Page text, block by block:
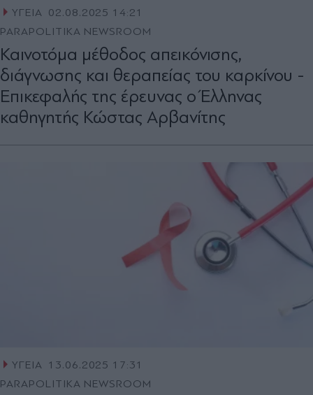
ΥΓΕΙΑ 02.08.2025 14:21
PARAPOLITIKA NEWSROOM
Καινοτόμα μέθοδος απεικόνισης,
διάγνωσης και θεραπείας του καρκίνου -
Eπικεφαλής της έρευνας ο Έλληνας
καθηγητής Κώστας Αρβανίτης
ΥΓΕΙΑ 13.06.2025 17:31
PARAPOLITIKA NEWSROOM